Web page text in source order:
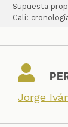
Supuesta
Cali:
Jorge